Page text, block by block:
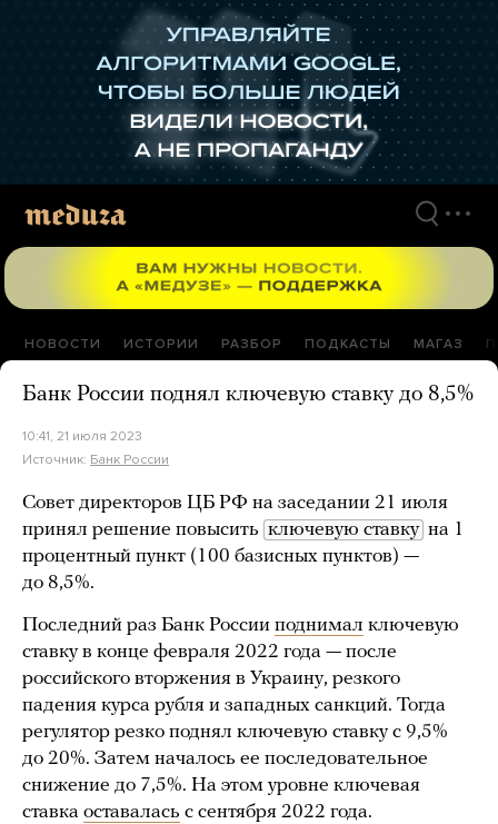
НОВОСТИ ИСТОРИИ РАЗБОР ПОДКАСТЫ МАГАЗ
Банк России поднял ключевую ставку до 8,5%
10:41, 21 июля 2023
Источник: Банк России
Совет директоров ЦБ РФ на заседании 21 июля
принял решение повысить ключевую ставку на 1
процентный пункт (100 базисных пунктов) —
до 8,5%.
Последний раз Банк России поднимал ключевую
ставку в конце февраля 2022 года — после
российского вторжения в Украину, резкого
падения курса рубля и западных санкций. Тогда
регулятор резко поднял ключевую ставку с 9,5%
до 20%. Затем началось ее последовательное
снижение до 7,5%. На этом уровне ключевая
ставка оставалась с сентября 2022 года.